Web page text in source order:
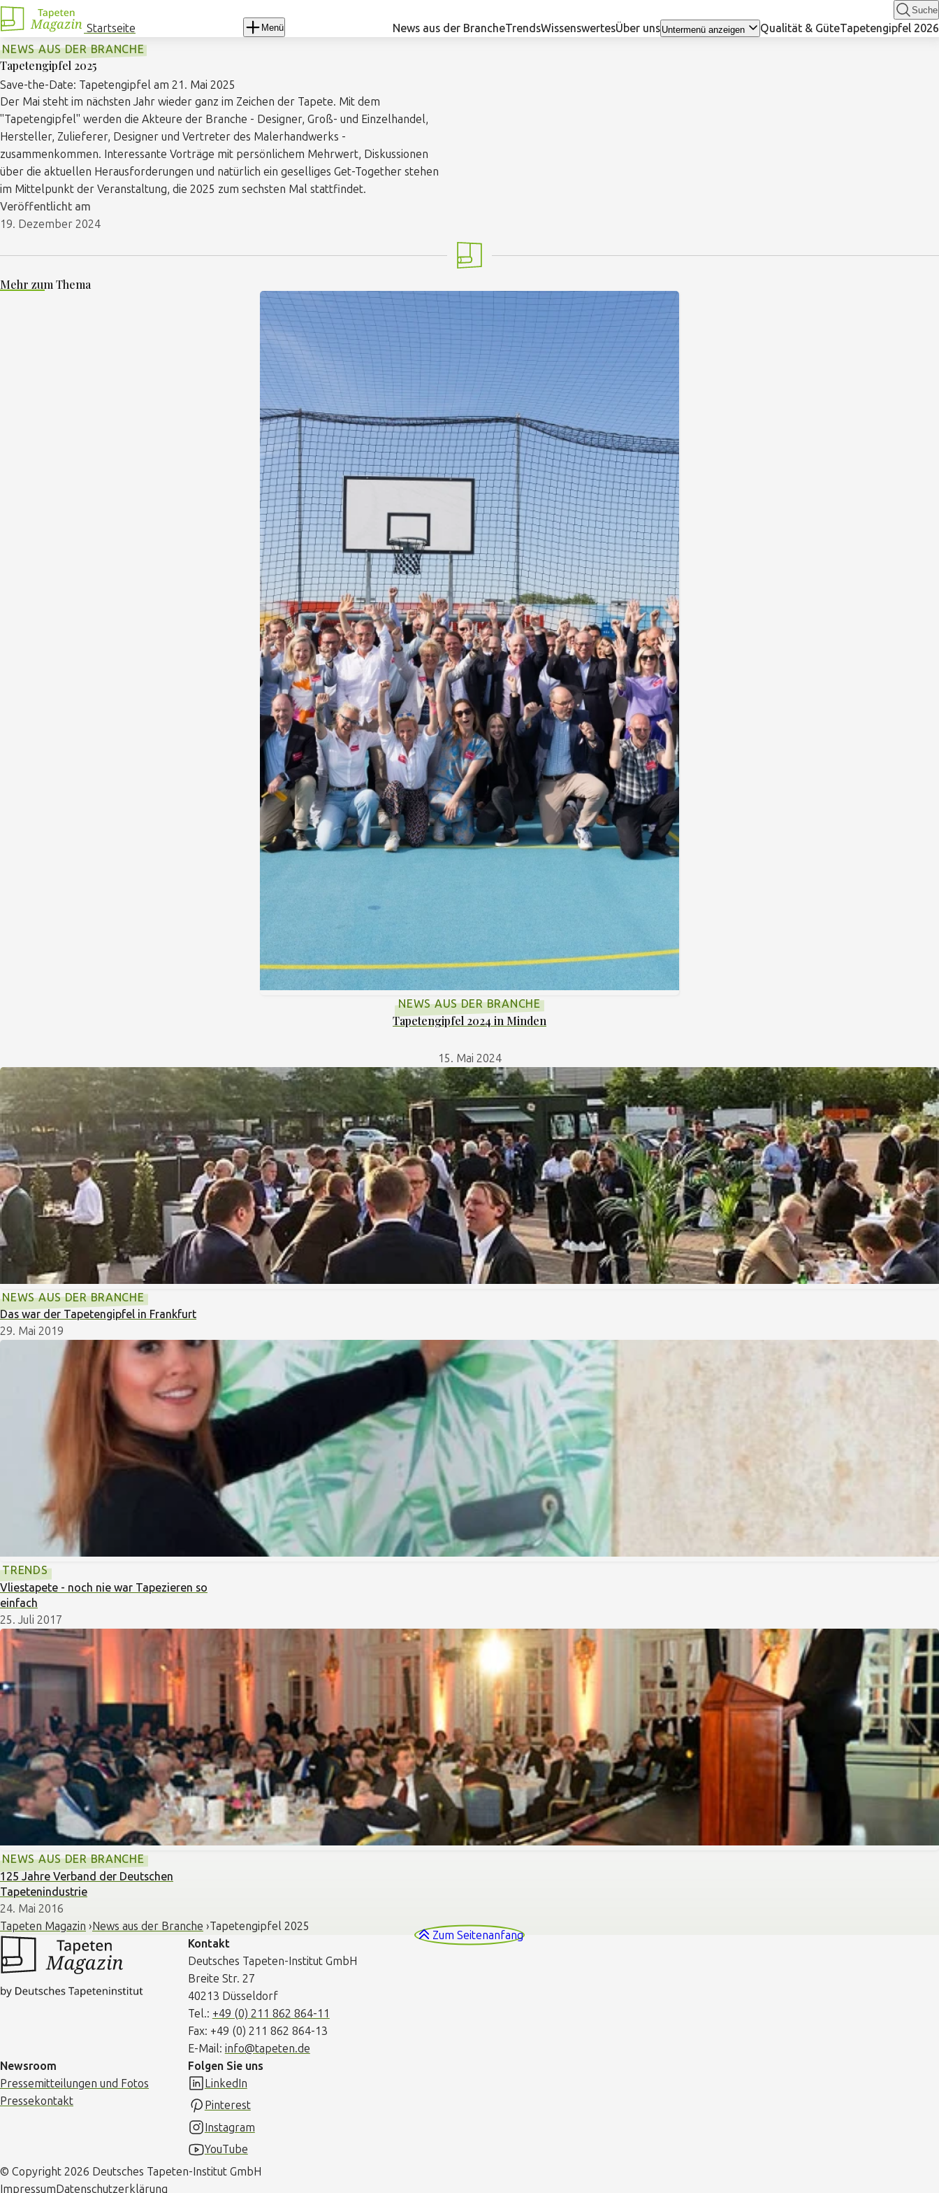
Navigation
überspringen
Startseite Menü
Suche
News aus der BrancheTrendsWissenswertesÜber uns Untermenü anzeigen Qualität & GüteTapetengipfel 2026
NEWS AUS DER BRANCHE
Tapetengipfel 2025
Save-the-Date: Tapetengipfel am 21. Mai 2025
Der Mai steht im nächsten Jahr wieder ganz im Zeichen der Tapete. Mit dem
"Tapetengipfel" werden die Akteure der Branche - Designer, Groß- und Einzelhandel,
Hersteller, Zulieferer, Designer und Vertreter des Malerhandwerks -
zusammenkommen. Interessante Vorträge mit persönlichem Mehrwert, Diskussionen
über die aktuellen Herausforderungen und natürlich ein geselliges Get-Together stehen
im Mittelpunkt der Veranstaltung, die 2025 zum sechsten Mal stattfindet.
Veröffentlicht am
19. Dezember 2024
Mehr zum Thema
NEWS AUS DER BRANCHE
Tapetengipfel 2024 in Minden
15. Mai 2024
NEWS AUS DER BRANCHE
Das war der Tapetengipfel in Frankfurt
29. Mai 2019
TRENDS
Vliestapete - noch nie war Tapezieren so
einfach
25. Juli 2017
NEWS AUS DER BRANCHE
125 Jahre Verband der Deutschen
Tapetenindustrie
24. Mai 2016
Tapeten Magazin News aus der Branche Tapetengipfel 2025
Zum Seitenanfang
Kontakt
Deutsches Tapeten-Institut GmbH
Breite Str. 27
40213 Düsseldorf
Tel.: +49 (0) 211 862 864-11
Fax: +49 (0) 211 862 864-13
E-Mail: info@tapeten.de
Newsroom
Pressemitteilungen und Fotos
Pressekontakt
Folgen Sie uns
LinkedIn
Pinterest
Instagram
YouTube
© Copyright 2026 Deutsches Tapeten-Institut GmbH
ImpressumDatenschutzerklärung